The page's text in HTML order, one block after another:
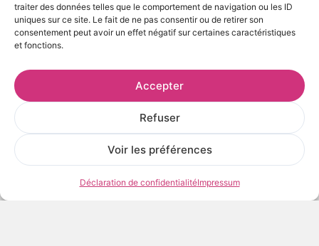
traiter des données telles que le comportement de navigation ou les ID
uniques sur ce site. Le fait de ne pas consentir ou de retirer son
consentement peut avoir un effet négatif sur certaines caractéristiques
et fonctions.
Accepter
Refuser
Voir les préférences
Déclaration de confidentialitéImpressum